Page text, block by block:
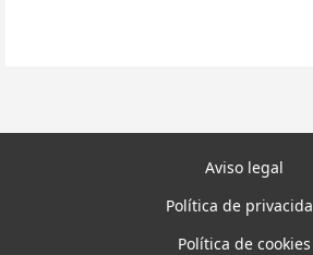
Aviso legal
Política de
Política de cookies